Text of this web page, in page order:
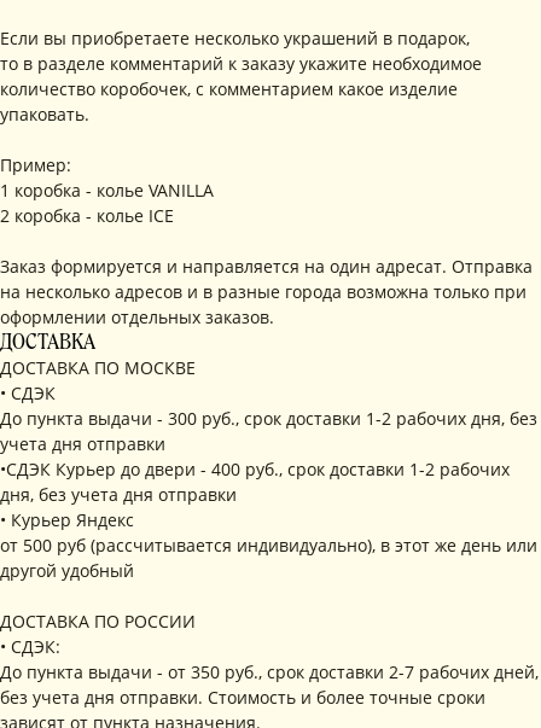
Если вы приобретаете несколько украшений в подарок,
то в разделе комментарий к заказу укажите необходимое
количество коробочек, с комментарием какое изделие
упаковать.
Пример:
1 коробка - колье VANILLA
2 коробка - колье ICE
Заказ формируется и направляется на один адресат. Отправка
на несколько адресов и в разные города возможна только при
оформлении отдельных заказов.
ДОСТАВКА
ДОСТАВКА ПО МОСКВЕ
• СДЭК
До пункта выдачи - 300 руб., срок доставки 1-2 рабочих дня, без
учета дня отправки
•СДЭК Курьер до двери - 400 руб., срок доставки 1-2 рабочих
дня, без учета дня отправки
• Курьер Яндекс
от 500 руб (рассчитывается индивидуально), в этот же день или
другой удобный
ДОСТАВКА ПО РОССИИ
• СДЭК:
До пункта выдачи - от 350 руб., срок доставки 2-7 рабочих дней,
без учета дня отправки. Стоимость и более точные сроки
зависят от пункта назначения.